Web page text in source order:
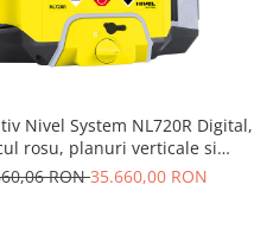
Nivel System NL720R Digital,
rosu, planuri verticale si
cu pante, raza de actiune de
RON35.660,00 RON